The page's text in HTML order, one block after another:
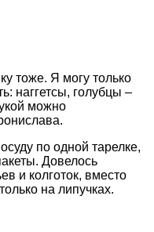
тоже. Я могу только
наггетсы, голубцы –
можно
по одной тарелке,
Довелось
и колготок, вместо
на липучках.